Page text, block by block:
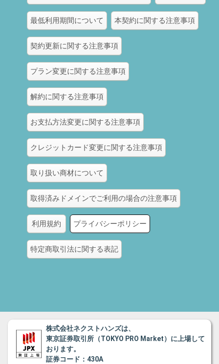
最低利用期間について 本契約に関する注意事項
契約更新に関する注意事項
プラン変更に関する注意事項
解約に関する注意事項
お支払方法変更に関する注意事項
クレジットカード変更に関する注意事項
取り扱い商材について
取得済みドメインでご利用の場合の注意事項
利用規約 プライバシーポリシー
特定商取引法に関する表記
株式会社ネクストハンズは、
東京証券取引所（TOKYO PRO Market）に上場して
おります。
証券コード：430A